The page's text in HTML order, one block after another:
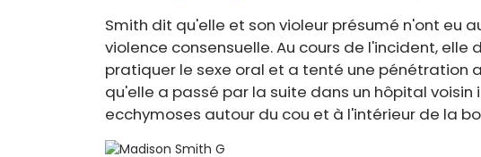
Smith dit qu'elle et son violeur présumé n'ont eu
violence consensuelle. Au cours de l'incident,
pratiquer le sexe oral et a tenté une pénétration
qu'elle a passé par la suite dans un hôpital
ecchymoses autour du cou et à l'intérieur de la